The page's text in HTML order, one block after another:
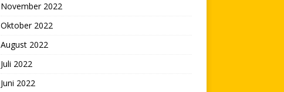
November 2022
Oktober 2022
August 2022
Juli 2022
Juni 2022